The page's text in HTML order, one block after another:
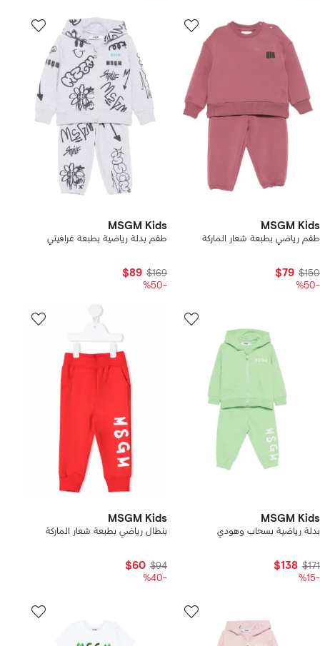
MSGM Kids
طقم رياضي بطبعة شعار الماركة
$150
$79
-%50
MSGM Kids
طقم بدلة رياضية بطبعة غرافيتي
$169
$89
-%50
MSGM Kids
بدلة رياضية بسحاب وهودي
$171
$138
-%15
MSGM Kids
بنطال رياضي بطبعة شعار الماركة
$94
$60
-%40